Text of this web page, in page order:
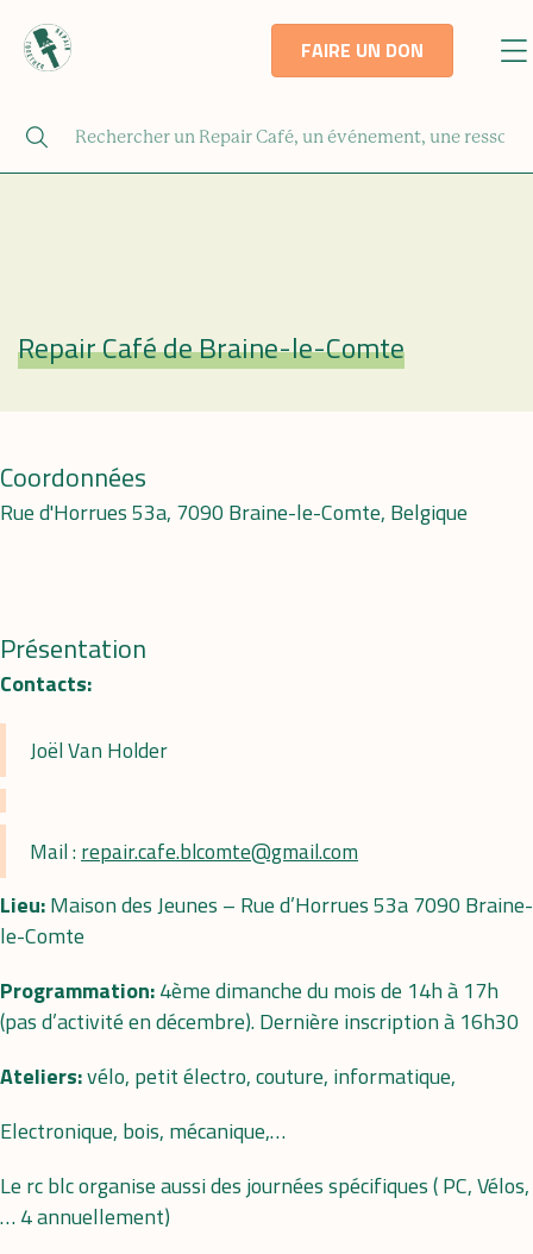
FAIRE UN DON
Repair Café
Repair Café de Braine-le-Comte
Coordonnées
Rue d'Horrues 53a, 7090 Braine-le-Comte, Belgique
Présentation
Contacts:
Joël Van Holder
Mail : repair.cafe.blcomte@gmail.com
Lieu:Maison des Jeunes – Rue d’Horrues 53a 7090 Braine-
le-Comte
Programmation:4ème dimanche du mois de 14h à 17h
(pas d’activité en décembre). Dernière inscription à 16h30
Ateliers:vélo, petit électro, couture, informatique,
Electronique, bois, mécanique,…
Le rc blc organise aussi des journées spécifiques ( PC, Vélos,
… 4 annuellement)